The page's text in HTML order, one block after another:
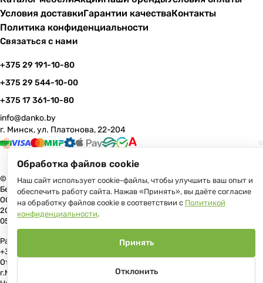
Условия доставкиГарантии качестваКонтакты
Политика конфиденциальности
Связаться с нами
+375 29 191-10-80
+375 29 544-10-00
+375 17 361-10-80
info@danko.by
г. Минск, ул. Платонова, 22-204
© 2026 Данко Бай: качественная мебель с оперативной доставкой по
Беларуси
ООО «Гранд Парк», юр.адрес: 220005, Минск, ул. Платонова, 22, пом.
204 В торговом реестре с 17 июля 2013 г. Регистрация №191081534,
05.11.2008, Мингорисполком.
Рассмотрение обращений потребителей, телефон +375 (17) 361-10-80,
+375 (29) 191-10-80, +375 (29) 544-10-00, e-mail: info@danko.by
Отдел торговли и услуг Администрации Первомайского района
г.Минска: тел. +375(17)215-14-65, Начальник отдела: Жакович Юлия
Обработка файлов cookie
Наш сайт использует cookie-файлы, чтобы улучшить ваш опыт и
обеспечить работу сайта. Нажав «Принять», вы даёте согласие
на обработку файлов cookie в соответствии с Политикой
конфиденциальности.
Отклонить
Принять